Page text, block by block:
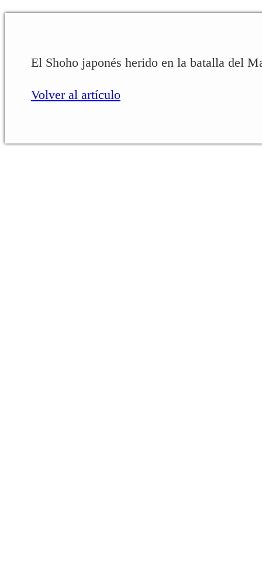
El Shoho japonés herido en la batalla del
Volver al artículo